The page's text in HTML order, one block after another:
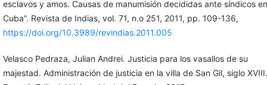
esclavos y amos. Causas de manumisión decididas ante síndicos en
Cuba”. Revista de Indias, vol. 71, n.o 251, 2011, pp. 109-136,
https://doi.org/10.3989/revindias.2011.005
Velasco Pedraza, Julian Andrei. Justicia para los vasallos de su
majestad. Administración de justicia en la villa de San Gil, siglo XVIII.